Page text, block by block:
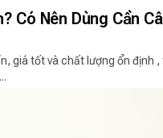
Có Nên Dùng Cần
giá tốt và chất lượng ổn định ,